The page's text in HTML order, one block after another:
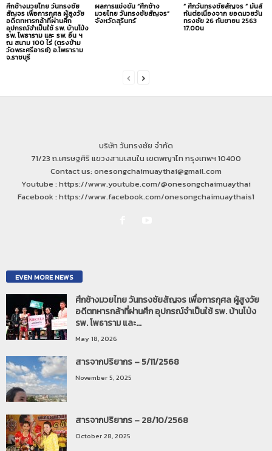
ศึกช้างมวยไทย วันทรงชัย
สัญจร เพื่อการกุศล ผู้สูงวัย
อดีตทหารกล้าที่ผ่านศึก
อุปกรณ์จำเป็นใช้ รพ. บ้านโป่ง
รพ. โพธาราม และ รพ. อื่น ฯ
ณ สนาม 100 ไร่ (ตรงข้าม
วัดพระศรีอารย์) อ.โพธาราม
จ.ราชบุรี
ผลการแข่งขัน “ศึกช้าง
มวยไทย วันทรงชัยสัญจร”
จังหวัดสุรินทร์
” ศึกวันทรงชัยสัญจร ” มันส์
กันต่อเนื่องจาก ยอดมวยวัน
ทรงชัย 26 กันยายน 2563
17.00น
บริษัท วันทรงชัย จำกัด
71/23 ถ.เศรษฐศิริ แขวงสามเสนใน เขตพญาไท กรุงเทพฯ 10400
Contact us: onesongchaimuaythai@gmail.com
Youtube : https://www.youtube.com/@onesongchaimuaythai
Facebook : https://www.facebook.com/onesongchaimuaythais1
EVEN MORE NEWS
ศึกช้างมวยไทย วันทรงชัยสัญจร เพื่อการกุศล ผู้สูงวัย
อดีตทหารกล้าที่ผ่านศึก อุปกรณ์จำเป็นใช้ รพ. บ้านโป่ง
รพ. โพธาราม และ...
May 18, 2026
สารจากปริยากร – 5/11/2568
November 5, 2025
สารจากปริยากร – 28/10/2568
October 28, 2025